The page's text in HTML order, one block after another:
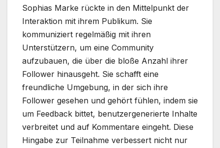
Sophias Marke rückte in den Mittelpunkt der
Interaktion mit ihrem Publikum. Sie
kommuniziert regelmäßig mit ihren
Unterstützern, um eine Community
aufzubauen, die über die bloße Anzahl ihrer
Follower hinausgeht. Sie schafft eine
freundliche Umgebung, in der sich ihre
Follower gesehen und gehört fühlen, indem sie
um Feedback bittet, benutzergenerierte Inhalte
verbreitet und auf Kommentare eingeht. Diese
Hingabe zur Teilnahme verbessert nicht nur